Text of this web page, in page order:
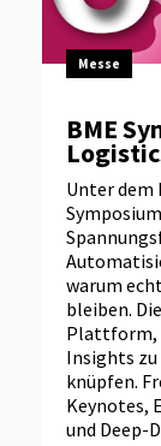
Messe
BME
Unter dem
warum
bleiben.
Plattform,
Insights
knüpfen.
Keynotes,
und Deep-